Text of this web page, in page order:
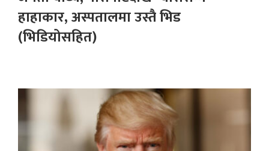
हाहाकार, अस्पतालमा उस्तै भिड
(भिडियोसहित)